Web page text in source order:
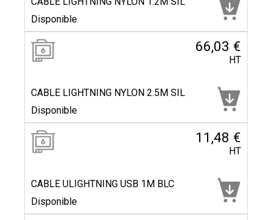
Disponible
66,03 €
HT
CABLE LIGHTNING NYLON 2.5M SIL
Disponible
11,48 €
HT
CABLE ULIGHTNING USB 1M BLC
Disponible